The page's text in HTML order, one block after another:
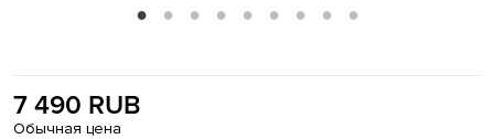
7 490 RUB
Обычная цена